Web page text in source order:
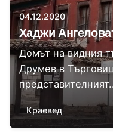
04.12.2020
Хаджи
Домът на видния
Друмев в
Краевед